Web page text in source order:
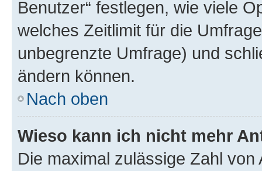
Benutzer“ festlegen, wie viele
welches Zeitlimit für die
unbegrenzte Umfrage) und
ändern können.
Nach oben
Wieso kann ich nicht mehr
Die maximal zulässige Zahl